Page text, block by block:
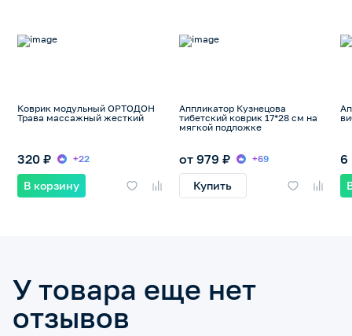
Коврик модульный ОРТОДОН
Трава массажный жесткий
320 ₽ +22
В корзину
Аппликатор Кузнецова
тибетский коврик 17*28 см на
мягкой подложке
от 979 ₽ +69
Купить
6
У товара еще нет
отзывов